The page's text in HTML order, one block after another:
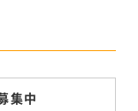
集中